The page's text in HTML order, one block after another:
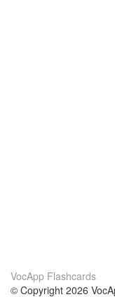
VocApp Flashcards
© Copyright 2026